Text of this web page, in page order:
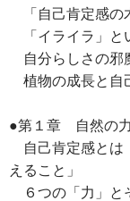
「自己肯定感の
「イライラ」と
自分らしさの邪
植物の成長と自
●第１章 自然の
自己肯定感とは
えること」
６つの「力」と